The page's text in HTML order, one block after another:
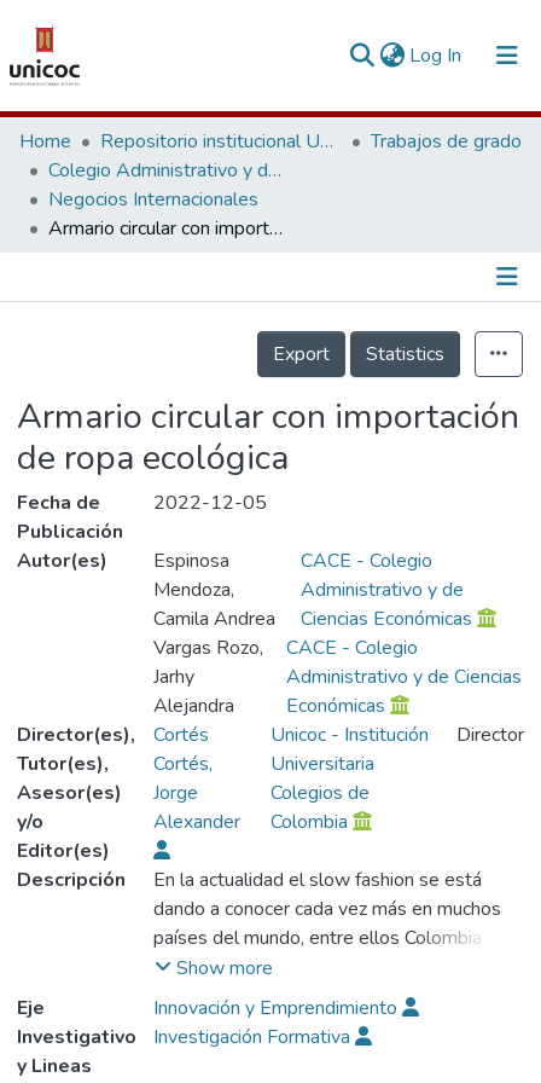
Log In (current)
Communities & Collections
Research Outputs
Fundings & Projects
Home Repositorio institucional Unicoc, RI-unicoc
Trabajos de grado
Colegio Administrativo y de Ciencias Económicas
Negocios Internacionales
Armario circular con importación de ropa ecológica
Información de la Publicación
Export
Statistics
Armario circular con importación
de ropa ecológica
Fecha de
Publicación
2022-12-05
Autor(es)
Espinosa
Mendoza,
Camila Andrea
CACE - Colegio
Administrativo y de
Ciencias Económicas
Vargas Rozo,
Jarhy
Alejandra
CACE - Colegio
Administrativo y de Ciencias
Económicas
Director(es),
Tutor(es),
Asesor(es)
y/o
Editor(es)
Cortés
Cortés,
Jorge
Alexander
Unicoc - Institución
Universitaria
Colegios de
Colombia
Director
Descripción
En la actualidad el slow fashion se está
dando a conocer cada vez más en muchos
países del mundo, entre ellos Colombia.
Estos países, han implementado medidas
para que las organizaciones de moda
realicen las confecciones de sus prendas de
vestir con materiales reciclados, de tal
Show more
Eje
Investigativo
y Lineas
Innovación y Emprendimiento
Investigación Formativa